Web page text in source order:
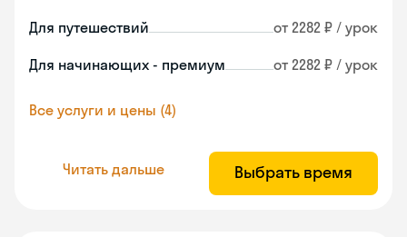
Для путешествий от 2282 ₽ / урок
Для начинающих - премиум от 2282 ₽ / урок
Все услуги и цены (4)
Читать дальше Выбрать время